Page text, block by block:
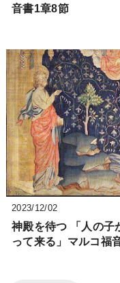
音書1章8節
2023/12/02
神殿を待つ 「人の子
って来る」マルコ福